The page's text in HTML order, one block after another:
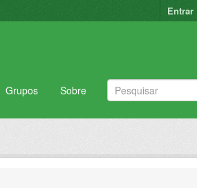
Entrar
Grupos Sobre